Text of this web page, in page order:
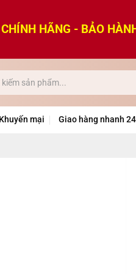
HÃNG - BẢO
Khuyến mại Giao hàng nhanh